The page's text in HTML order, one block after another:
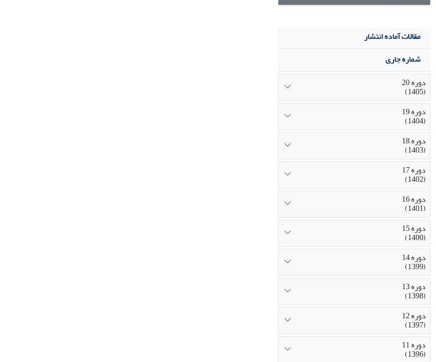
مقالات آماده انتشار
شماره جاری
دوره 20
(1405)
دوره 19
(1404)
دوره 18
(1403)
دوره 17
(1402)
دوره 16
(1401)
دوره 15
(1400)
دوره 14
(1399)
دوره 13
(1398)
دوره 12
(1397)
دوره 11
(1396)